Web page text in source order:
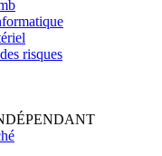
risques